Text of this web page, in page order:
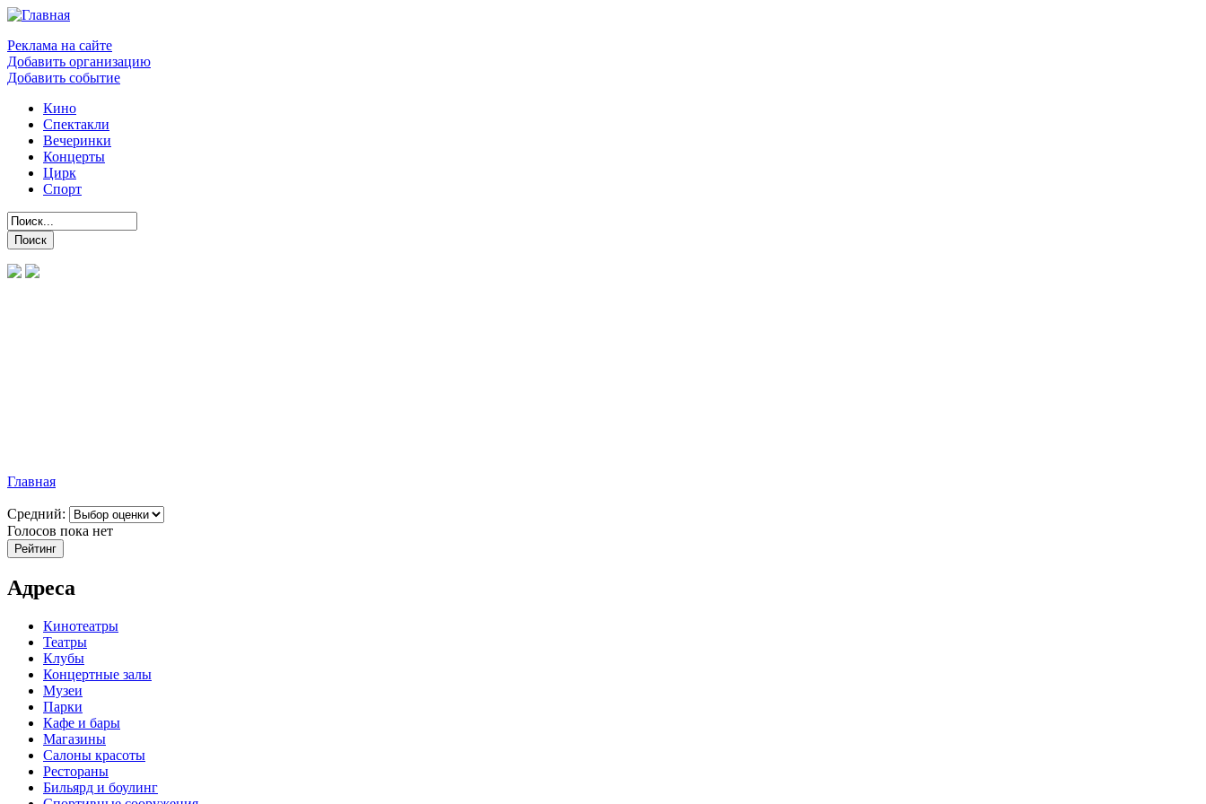
Реклама на сайте
Добавить организацию
Добавить событие
Кино
Спектакли
Вечеринки
Концерты
Цирк
Спорт
Главная
Средний:
Голосов пока нет
Адреса
Кинотеатры
Театры
Клубы
Концертные залы
Музеи
Парки
Кафе и бары
Магазины
Салоны красоты
Рестораны
Бильярд и боулинг